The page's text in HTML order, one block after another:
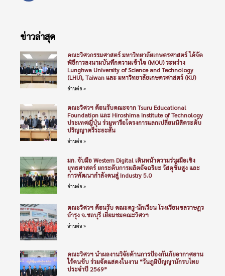
ข่าวล่าสุด
คณะวิศวกรรมศาสตร์ มหาวิทยาลัยเกษตรศาสตร์ ได้จัด
พิธีการลงนามบันทึกความเข้าใจ (MOU) ระหว่าง
Lunghwa University of Science and Technology
(LHU), Taiwan และ มหาวิทยาลัยเกษตรศาสตร์ (KU)
อ่านต่อ »
คณะวิศวฯ ต้อนรับคณะจาก Tsuru Educational
Foundation และ Hiroshima Institute of Technology
ประเทศญี่ปุ่น ร่วมหารือโครงการแลกเปลี่ยนนิสิตระดับ
ปริญญาตรีระยะสั้น
อ่านต่อ »
มก. จับมือ Western Digital เดินหน้าความร่วมมือเชิง
ยุทธศาสตร์ ยกระดับการผลิตอัจฉริยะ วัสดุขั้นสูง และ
การพัฒนากำลังคนสู่ Industry 5.0
อ่านต่อ »
คณะวิศวฯ ต้อนรับ คณะครู-นักเรียน โรงเรียนชลราษฎร
อำรุง จ.ชลบุรี เยี่ยมชมคณะวิศวฯ
อ่านต่อ »
คณะวิศวฯ นำผลงานวิจัยด้านการป้องกันภัยอากาศยาน
ไร้คนขับ ร่วมจัดแสดงในงาน “วันภูมิปัญญานักรบไทย
ประจำปี 2569”